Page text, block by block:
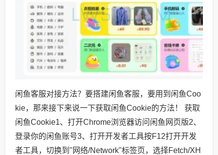
闲鱼客服对接方法？要搭建闲鱼客服，要用到闲鱼Coo
kie，那来接下来说一下获取闲鱼Cookie的方法！ 获取
闲鱼Cookie1、打开Chrome浏览器访问闲鱼网页版2、
登录你的闲鱼账号3、打开开发者工具按F12打开开发
者工具，切换到"网络/Network"标签页，选择Fetch/XH